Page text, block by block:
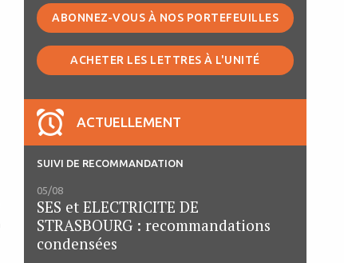
ABONNEZ-VOUS À NOS PORTEFEUILLES
ACHETER LES LETTRES À L'UNITÉ
ACTUELLEMENT
SUIVI DE RECOMMANDATION
05/08
SES et ELECTRICITE DE
STRASBOURG : recommandations
condensées